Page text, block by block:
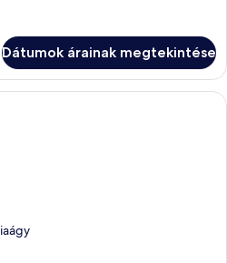
Dátumok árainak megtekintése
Egy szoba, amelyben két ágy, egy